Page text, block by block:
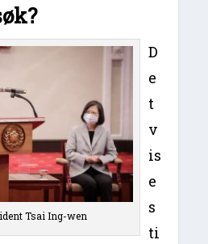
Tsai Ing-wen
D
e
t
v
is
e
s
ti